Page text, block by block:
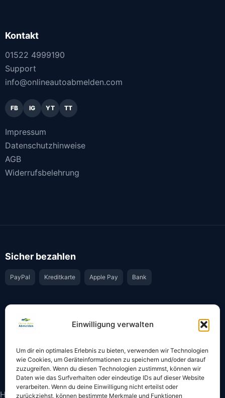
Einwilligung verwalten
Um dir ein optimales Erlebnis zu bieten, verwenden wir Technologien
wie Cookies, um Geräteinformationen zu speichern und/oder darauf
zuzugreifen. Wenn du diesen Technologien zustimmst, können wir
Daten wie das Surfverhalten oder eindeutige IDs auf dieser Website
verarbeiten. Wenn du deine Einwilligung nicht erteilst oder
zurückziehst, können bestimmte Merkmale und Funktionen
Kontakt
01522 4999190
Support
info@onlineautoabmelden.com
FB IG YT TT
Impressum
Datenschutzhinweise
AGB
Widerrufsbelehrung
Sicher bezahlen
PayPal Kreditkarte Apple Pay Bank
Bestätigung per E-Mail Support per WhatsApp
Hinweis: Die Online-Abmeldung ist nicht in allen Fällen